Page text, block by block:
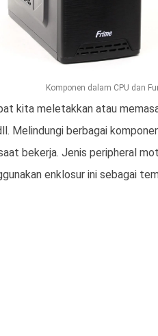
Komponen dalam CPU dan
kita meletakkan atau
Melindungi berbagai
bekerja. Jenis peripheral
enklosur ini sebagai